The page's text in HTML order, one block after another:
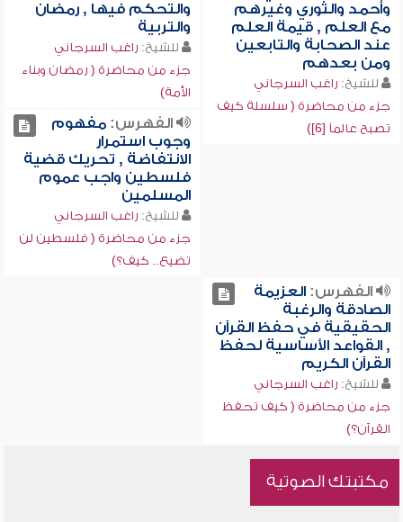
وأحمد والثوري وغيرهم
مع العلم , قيمة العلم
عند الصحابة والتابعين
ومن بعدهم
للشيخ: راغب السرجاني
جزء من محاضرة ( سلسلة كيف
تصبح عالماً [6])
والتحكم فيها , رمضان
والتربية
للشيخ: راغب السرجاني
جزء من محاضرة ( رمضان وبناء
الأمة)
الفهرس:مفهوم
وجوب استمرار
الانتفاضة , تحريك قضية
فلسطين واجب عموم
المسلمين
للشيخ: راغب السرجاني
جزء من محاضرة ( فلسطين لن
تضيع.. كيف؟)
الفهرس:العزيمة
الصادقة والرغبة
الحقيقية في حفظ القرآن
, القواعد الأساسية لحفظ
القرآن الكريم
للشيخ: راغب السرجاني
جزء من محاضرة ( كيف تحفظ
القرآن؟)
مكتبتك الصوتية